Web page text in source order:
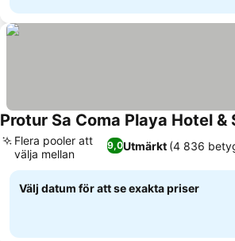
Protur Sa Coma Playa Hotel &
9,0Utmärkt (4 836
Flera pooler att
välja mellan
Välj datum för att se exakta priser